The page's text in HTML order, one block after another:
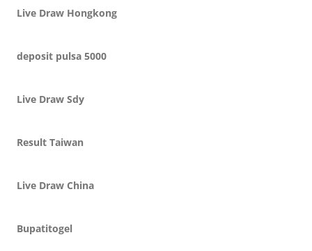
Live Draw Hongkong
deposit pulsa 5000
Live Draw Sdy
Result Taiwan
Live Draw China
Bupatitogel